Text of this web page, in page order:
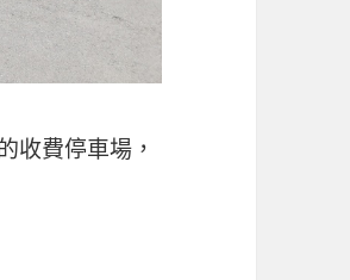
收費停車場，